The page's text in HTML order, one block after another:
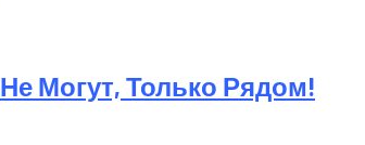
Могут, Только Рядом!